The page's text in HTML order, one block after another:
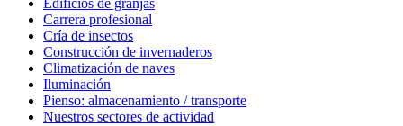
Edificios de granjas
Carrera profesional
Cría de insectos
Construcción de invernaderos
Climatización de naves
Iluminación
Pienso: almacenamiento / transporte
Nuestros sectores de actividad